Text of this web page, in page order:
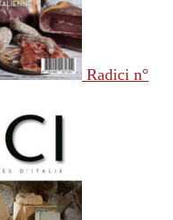
Radici n°